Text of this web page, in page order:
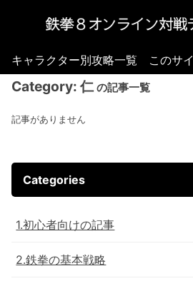
キャラクター別攻略一覧 このサ
Category: 仁 の記事一覧
記事がありません
Categories
1.初心者向けの記事
2.鉄拳の基本戦略